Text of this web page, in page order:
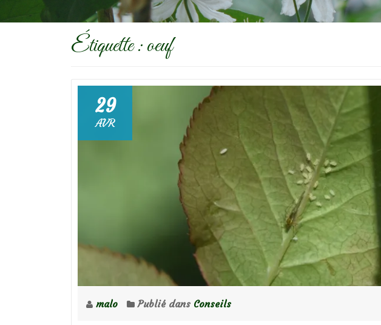
Étiquette :oeuf
29
AVR
malo Publié dans Conseils